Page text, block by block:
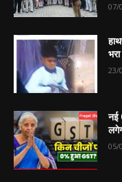
07/
23/
नई
05/